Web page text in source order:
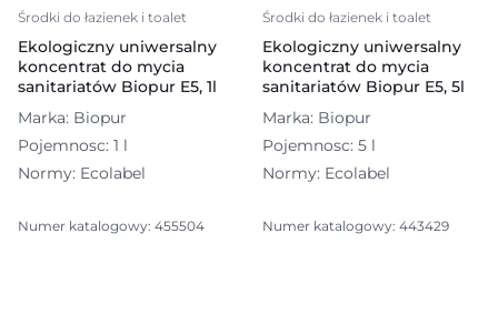
Środki do łazienek i toalet
Ekologiczny uniwersalny
koncentrat do mycia
sanitariatów Biopur E5, 1l
Marka: Biopur
Pojemnosc: 1 l
Normy: Ecolabel
Numer katalogowy: 455504
Środki do łazienek i toalet
Ekologiczny uniwersalny
koncentrat do mycia
sanitariatów Biopur E5, 5l
Marka: Biopur
Pojemnosc: 5 l
Normy: Ecolabel
Numer katalogowy: 443429